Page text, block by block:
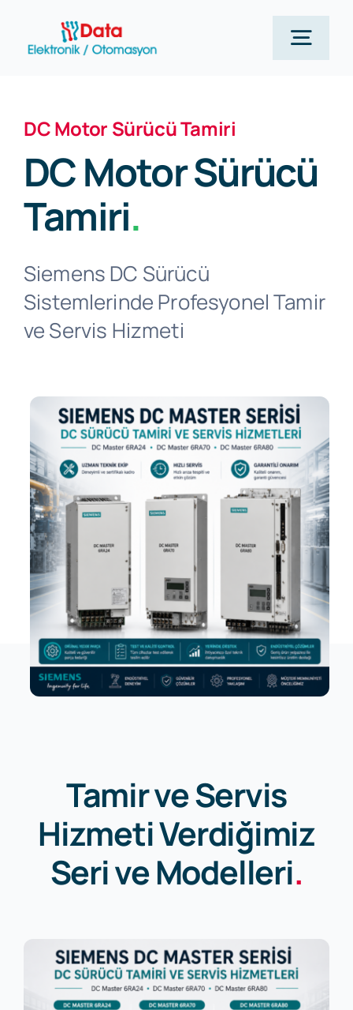
Siemens
Hizmetlerimiz
Kurumsal
Blog Yazılarımız
DC Motor Sürücü Tamiri
DC Motor Sürücü
Tamiri.
Siemens DC Sürücü
Sistemlerinde Profesyonel Tamir
ve Servis Hizmeti
Tamir ve Servis
Hizmeti Verdiğimiz
Seri ve Modelleri.